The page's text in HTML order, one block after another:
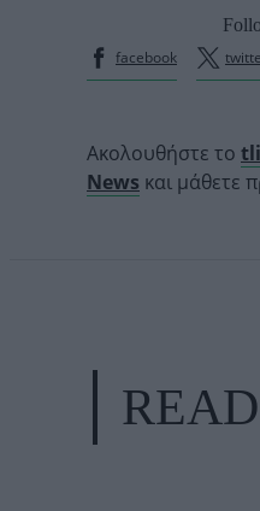
facebook
Ακολουθήστε το
News και μάθετε